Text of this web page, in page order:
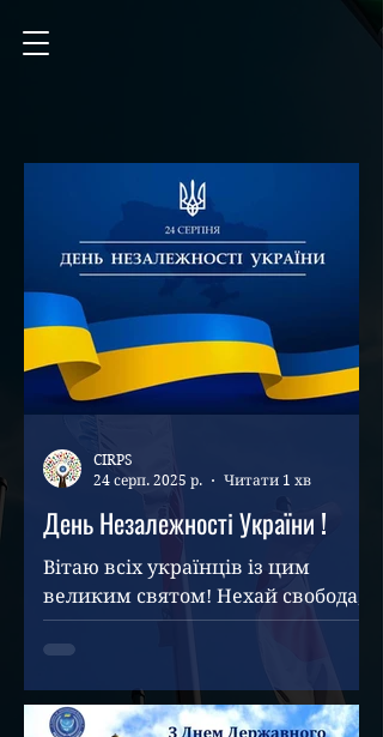
День Незалежності України !
Вітаю всіх українців із цим
великим святом! Нехай свобода,
єдність та патріотизм завжди
будуть нашими супутниками,
CIRPS
24 серп. 2025 р.
Читати 1 хв